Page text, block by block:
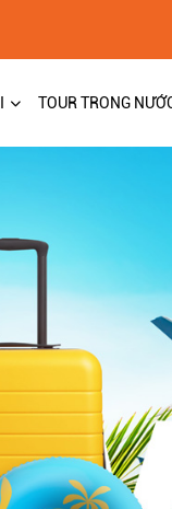
TOUR TRONG